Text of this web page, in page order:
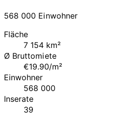
568 000 Einwohner
Fläche
7 154 km²
Ø Bruttomiete
€19.90/m²
Einwohner
568 000
Inserate
39